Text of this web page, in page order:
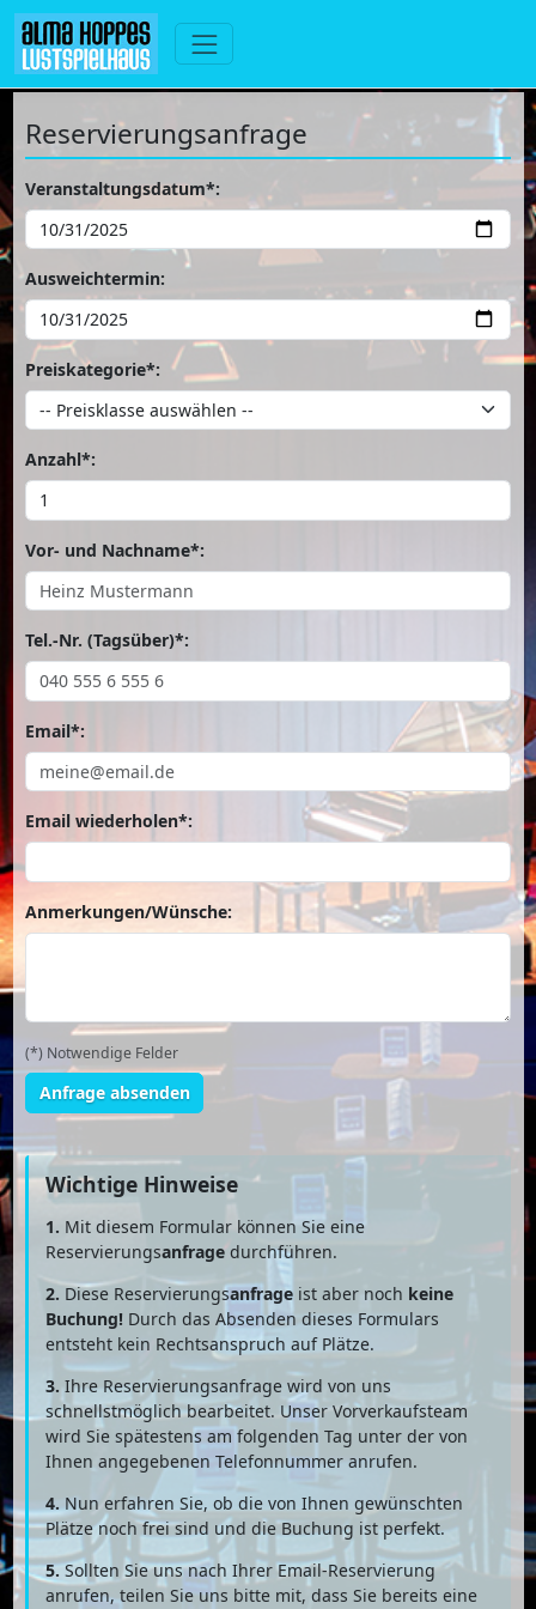
Reservierungsanfrage
Veranstaltungsdatum*:
Ausweichtermin:
Preiskategorie*:
Anzahl*:
Vor- und Nachname*:
Tel.-Nr. (Tagsüber)*:
Email*:
Email wiederholen*:
Anmerkungen/Wünsche:
(*) Notwendige Felder
Anfrage absenden
Wichtige Hinweise
1. Mit diesem Formular können Sie eine
Reservierungsanfragedurchführen.
2. Diese Reservierungsanfrage ist aber noch keine
Buchung! Durch das Absenden dieses Formulars
entsteht kein Rechtsanspruch auf Plätze.
3. Ihre Reservierungsanfrage wird von uns
schnellstmöglich bearbeitet. Unser Vorverkaufsteam
wird Sie spätestens am folgenden Tag unter der von
Ihnen angegebenen Telefonnummer anrufen.
4. Nun erfahren Sie, ob die von Ihnen gewünschten
Plätze noch frei sind und die Buchung ist perfekt.
5.Sollten Sie uns nach Ihrer Email-Reservierung
anrufen, teilen Sie uns bitte mit, dass Sie bereits eine